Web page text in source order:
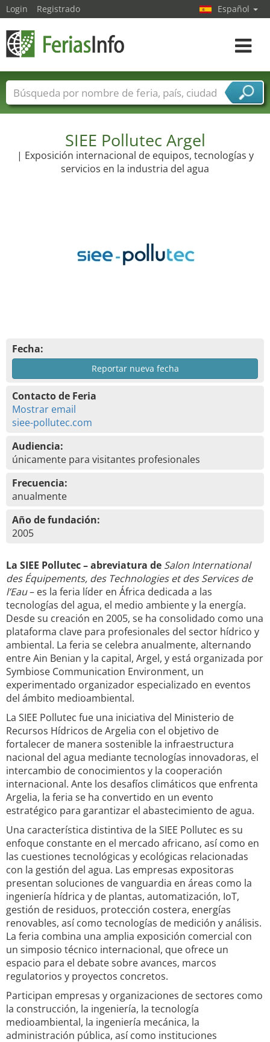
SIEE Pollutec Argel
| Exposición internacional de equipos, tecnologías y
servicios en la industria del agua
Fecha:
Reportar nueva fecha
Contacto de Feria
Mostrar email
siee-pollutec.com
Audiencia:
únicamente para visitantes profesionales
Frecuencia:
anualmente
Año de fundación:
2005
La SIEE Pollutec – abreviatura de Salon International
des Équipements, des Technologies et des Services de
l’Eau– es la feria líder en África dedicada a las
tecnologías del agua, el medio ambiente y la energía.
Desde su creación en 2005, se ha consolidado como una
plataforma clave para profesionales del sector hídrico y
ambiental. La feria se celebra anualmente, alternando
entre Ain Benian y la capital, Argel, y está organizada por
Symbiose Communication Environment, un
experimentado organizador especializado en eventos
del ámbito medioambiental.
La SIEE Pollutec fue una iniciativa del Ministerio de
Recursos Hídricos de Argelia con el objetivo de
fortalecer de manera sostenible la infraestructura
nacional del agua mediante tecnologías innovadoras, el
intercambio de conocimientos y la cooperación
internacional. Ante los desafíos climáticos que enfrenta
Argelia, la feria se ha convertido en un evento
estratégico para garantizar el abastecimiento de agua.
Una característica distintiva de la SIEE Pollutec es su
enfoque constante en el mercado africano, así como en
las cuestiones tecnológicas y ecológicas relacionadas
con la gestión del agua. Las empresas expositoras
presentan soluciones de vanguardia en áreas como la
ingeniería hídrica y de plantas, automatización, IoT,
gestión de residuos, protección costera, energías
renovables, así como tecnologías de medición y análisis.
La feria combina una amplia exposición comercial con
un simposio técnico internacional, que ofrece un
espacio para el debate sobre avances, marcos
regulatorios y proyectos concretos.
Participan empresas y organizaciones de sectores como
la construcción, la ingeniería, la tecnología
medioambiental, la ingeniería mecánica, la
administración pública, así como instituciones
Login Registrado Español
toggle
Nombres de ferias Países
Ciudades
Sectores de proveedor de servicios